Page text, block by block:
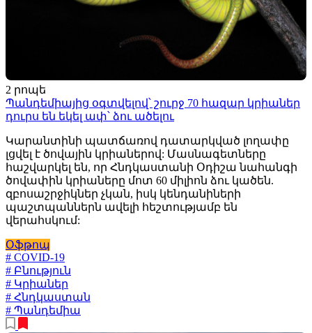
2 րոպե
Պանդեմիայից օգտվելով՝ շուրջ 70 հազար կրիաներ
դուրս են եկել ափ՝ ձու ածելու
Կարանտինի պատճառով դատարկված լողափը
լցվել է ծովային կրիաներով: Մասնագետները
հաշվարկել են, որ Հնդկաստանի Օդիշա նահանգի
ծովափին կրիաները մոտ 60 միլիոն ձու կածեն.
զբոսաշրջիկներ չկան, իսկ կենդանիների
պաշտպաններն ավելի հեշտությամբ են
վերահսկում:
Օֆթոպ
# COVID-19
# Բնություն
# Կրիաներ
# Հնդկաստան
# Պանդեմիա